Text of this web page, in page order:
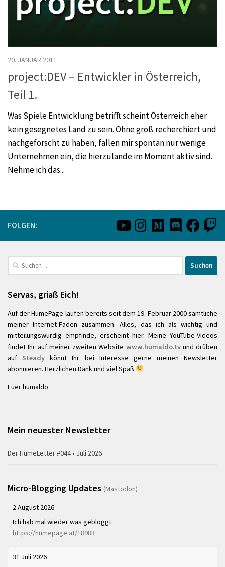
20. JANUAR 2011
project:DEV – Entwickler in Österreich,
Teil 1.
Was Spiele Entwicklung betrifft scheint Österreich eher
kein gesegnetes Land zu sein. Ohne groß recherchiert und
nachgeforscht zu haben, fallen mir spontan nur wenige
Unternehmen ein, die hierzulande im Moment aktiv sind.
Nehme ich das...
FOLGEN:
Suchen
nach:
Servas, griaß Eich!
Auf der HumePage laufen bereits seit dem 19. Februar 2000 sämtliche
meiner Internet-Fäden zusammen. Alles, das ich als wichtig und
mitteilungswürdig empfinde, erscheint hier. Meine YouTube-Videos
findet Ihr auf meiner zweiten Website www.humaldo.tvund drüben
auf Steady könnt Ihr bei Interesse gerne meinen Newsletter
abonnieren. Herzlichen Dank und viel Spaß
Euer humaldo
Mein neuester Newsletter
Der HumeLetter #044 • Juli 2026
Micro-Blogging Updates (Mastodon)
2 August 2026
Ich hab mal wieder was gebloggt:
https://humepage.at/18983
31 Juli 2026